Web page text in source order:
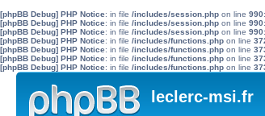
[phpBB Debug] PHP Notice: in file /includes/session.php on line 990:
[phpBB Debug] PHP Notice: in file /includes/session.php on line 990:
[phpBB Debug] PHP Notice: in file /includes/session.php on line 990:
[phpBB Debug] PHP Notice: in file /includes/functions.php on line
[phpBB Debug] PHP Notice: in file /includes/functions.php on line
[phpBB Debug] PHP Notice: in file /includes/functions.php on line
[phpBB Debug] PHP Notice: in file /includes/functions.php on line
leclerc-msi.fr